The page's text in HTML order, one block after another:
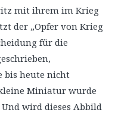
mit ihrem im Krieg
der „Opfer von Krieg
für die
bis heute nicht
Miniatur wurde
wird dieses Abbild